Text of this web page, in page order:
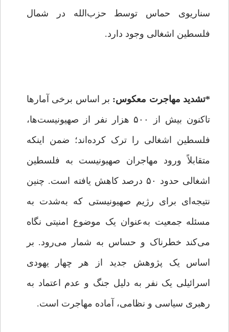
سناریوی حماس توسط حزب‌الله در شمال
فلسطین اشغالی وجود دارد.
*تشدید مهاجرت معکوس: بر اساس برخی آمارها
تاکنون بیش از ۵۰۰ هزار نفر از صهیونیست‌ها،
فلسطین اشغالی را ترک کرده‌اند؛ ضمن اینکه
متقابلاً ورود مهاجران صهیونیست به فلسطین
اشغالی حدود ۵۰ درصد کاهش یافته است. چنین
نتیجه‌ای برای رژیم صهیونیستی که به‌شدت به
مسئله جمعیت به‌عنوان یک موضوع امنیتی نگاه
می‌کند خطرناک و حساس به شمار می‌رود. بر
اساس یک پژوهش جدید از هر چهار یهودی
اسرائیلی یک نفر به دلیل جنگ و عدم اعتماد به
رهبری سیاسی و نظامی، آماده مهاجرت است.